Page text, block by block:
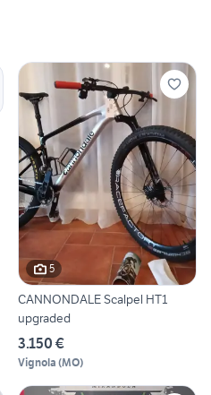
5
CANNONDALE Scalpel HT1
upgraded
3.150 €
Vignola (MO)